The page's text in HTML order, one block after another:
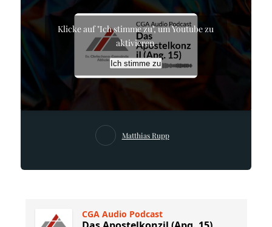
Klicke auf "Ich stimme zu", um Youtube zu
aktivieren
Ich stimme zu
Matthias Rupp